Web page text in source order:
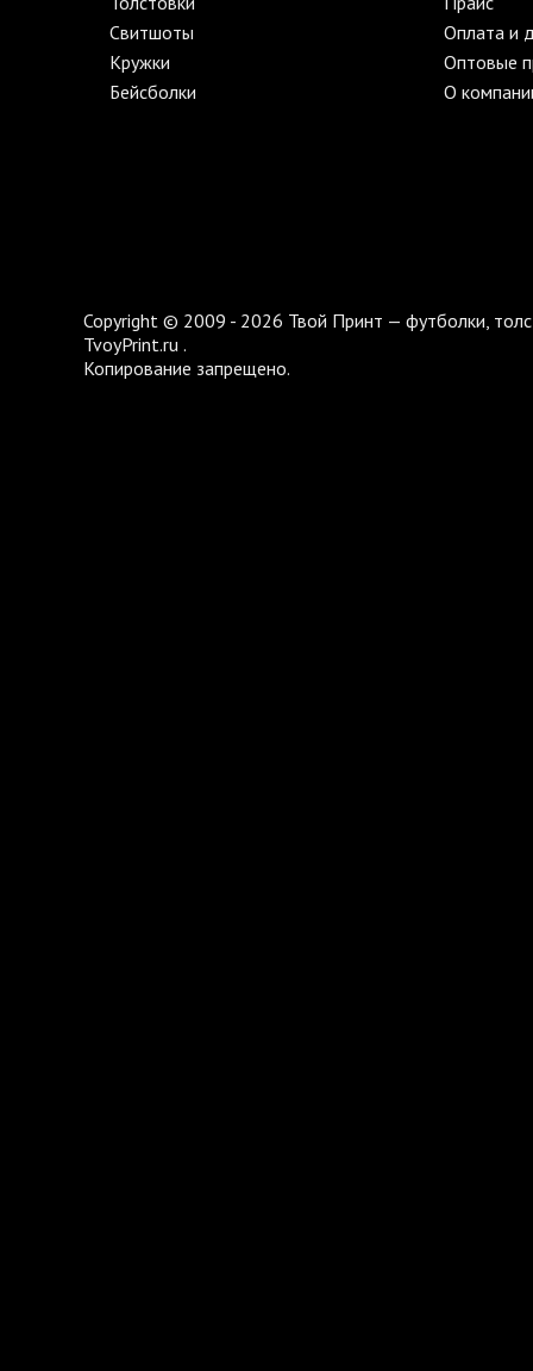
Свитшоты
Кружки
Бейсболки
Оплата и
Оптовые
О
Copyright © 2009 - 2026 Твой Принт — футболки,
TvoyPrint.ru .
Копирование запрещено.